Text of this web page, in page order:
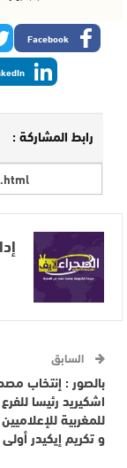
Facebook
رابط المشاركة :
السابق
بالصور : إنتخاب
اشكيريد رئيسا
للمغربية
و تكريم إيكيدر أولى